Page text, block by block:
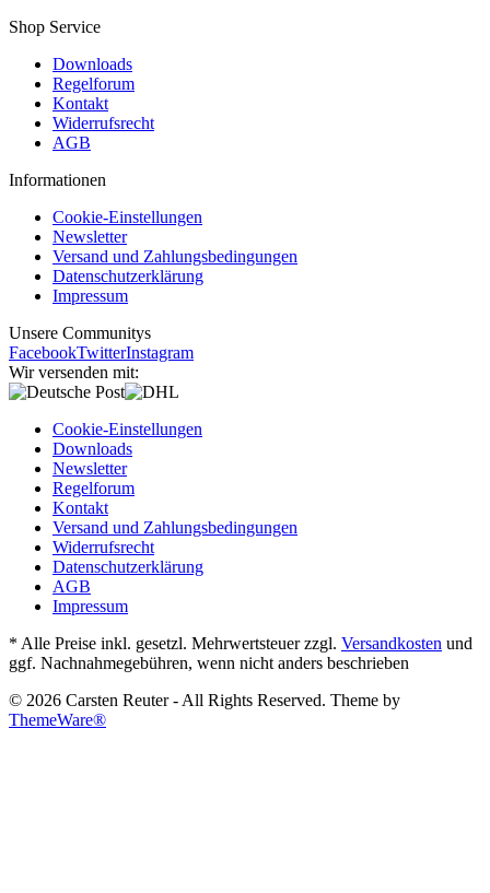
Shop Service
Downloads
Regelforum
Kontakt
Widerrufsrecht
AGB
Informationen
Cookie-Einstellungen
Newsletter
Versand und Zahlungsbedingungen
Datenschutzerklärung
Impressum
Unsere Communitys
FacebookTwitterInstagram
Wir versenden mit:
Cookie-Einstellungen
Downloads
Newsletter
Regelforum
Kontakt
Versand und Zahlungsbedingungen
Widerrufsrecht
Datenschutzerklärung
AGB
Impressum
* Alle Preise inkl. gesetzl. Mehrwertsteuer zzgl. Versandkosten und
ggf. Nachnahmegebühren, wenn nicht anders beschrieben
© 2026 Carsten Reuter - All Rights Reserved. Theme by
ThemeWare®